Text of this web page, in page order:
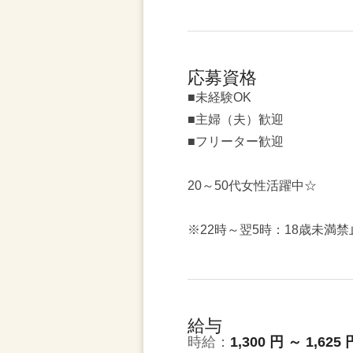
応募資格
■未経験OK
■主婦（夫）歓迎
■フリーター歓迎
20～50代女性活躍中☆
※22時～翌5時：18歳未満禁
給与
時給： 1,300 円 ～ 1,625